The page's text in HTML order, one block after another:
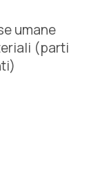
umane
(parti